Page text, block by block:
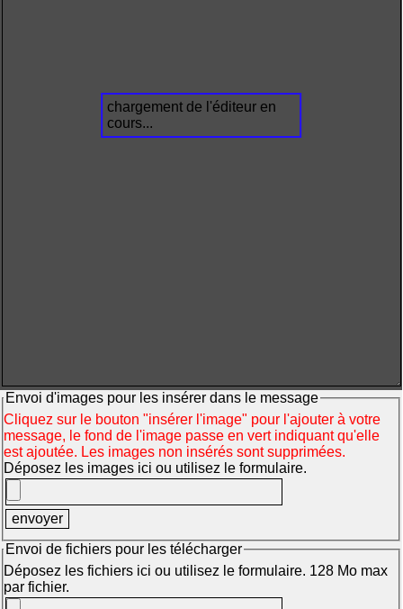
chargement de l'éditeur en
cours...
Envoi d'images pour les insérer dans le message
Cliquez sur le bouton "insérer l'image" pour l'ajouter à votre
message, le fond de l'image passe en vert indiquant qu'elle
est ajoutée. Les images non insérés sont supprimées.
Déposez les images ici ou utilisez le formulaire.
Envoi de fichiers pour les télécharger
Déposez les fichiers ici ou utilisez le formulaire. 128 Mo max
par fichier.